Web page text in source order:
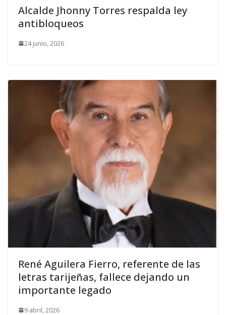
Alcalde Jhonny Torres respalda ley
antibloqueos
24 junio, 2026
René Aguilera Fierro, referente de las
letras tarijeñas, fallece dejando un
importante legado
9 abril, 2026